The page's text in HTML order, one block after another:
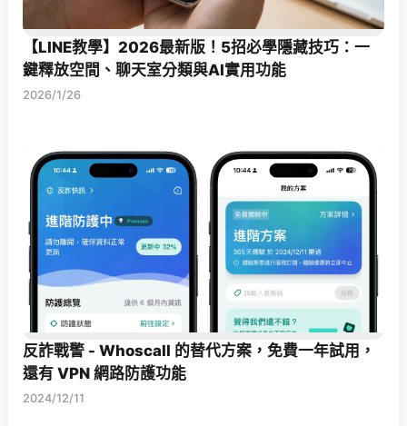
【LINE教學】2026最新版！5招必學隱藏技巧：一
鍵釋放空間、聊天室分類與AI實用功能
2026/1/26
反詐戰警 - Whoscall 的替代方案，免費一年試用，
還有 VPN 網路防護功能
2024/12/11